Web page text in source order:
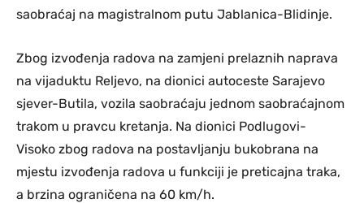
saobraćaj na magistralnom putu Jablanica-Blidinje.
Zbog izvođenja radova na zamjeni prelaznih naprava
na vijaduktu Reljevo, na dionici autoceste Sarajevo
sjever-Butila, vozila saobraćaju jednom saobraćajnom
trakom u pravcu kretanja. Na dionici Podlugovi-
Visoko zbog radova na postavljanju bukobrana na
mjestu izvođenja radova u funkciji je preticajna traka,
a brzina ograničena na 60 km/h.